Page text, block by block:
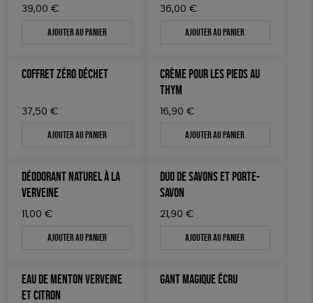
ÉPICERIE
Fabriqué en France Agriculture Biologique
39,00 €
Ajouter au panier
36,00 €
Ajouter au panier
COFFRET ZÉRO DÉCHET
37,50 €
Ajouter au panier
CRÈME POUR LES PIEDS AU
THYM
16,90 €
Ajouter au panier
DÉODORANT NATUREL À LA
VERVEINE
11,00 €
Ajouter au panier
DUO DE SAVONS ET PORTE-
SAVON
21,90 €
Ajouter au panier
EAU DE MENTON VERVEINE
ET CITRON
GANT MAGIQUE ÉCRU